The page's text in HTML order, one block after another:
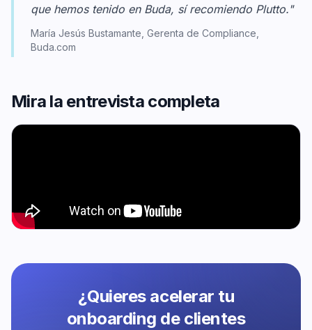
que hemos tenido en Buda, sí recomiendo Plutto."
María Jesús Bustamante, Gerenta de Compliance,
Buda.com
Mira la entrevista completa
¿Quieres acelerar tu
onboarding de clientes